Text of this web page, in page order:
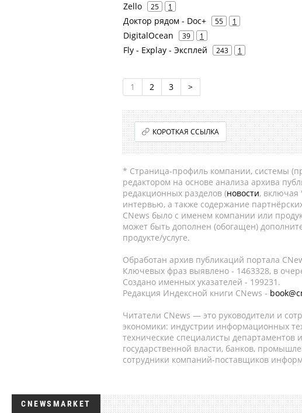
Zello 25 1
Доктор рядом - Doc+ 55 1
DigitalOcean 39 1
Fly - Explay - Эксплей 243 1
1 2 3 >
КОРОТКАЯ ССЫЛКА
* Страница-профиль компании, системы
редактором на основе анализа архива
редакционных разделов (новости, включая
интервью, а также содержание
CNews было с именем компании или
может быть дополнен (обогащен)
продукте/услуге.
Обработан архив публикаций портала
Ключевых фраз выявлено - 1463328, в
Создано именных указателей - 199231.
Редакция Индексной книги CNews -
Читатели CNews — это руководители и
экономики: индустрии информационных
технические специалисты
государственной власти, банков,
сотрудники компаний-поставщиков
CNEWSMARKET